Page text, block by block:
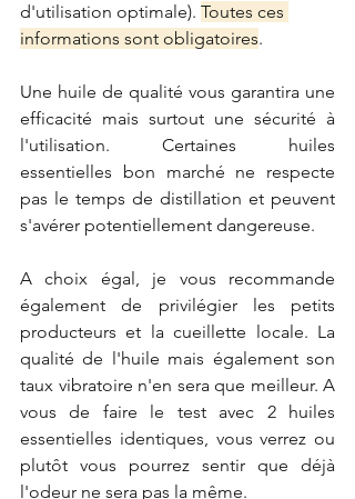
d'utilisation optimale). Toutes ces
informations sont obligatoires.
Une huile de qualité vous garantira une
efficacité mais surtout une sécurité à
l'utilisation. Certaines huiles
essentielles bon marché ne respecte
pas le temps de distillation et peuvent
s'avérer potentiellement dangereuse.
A choix égal, je vous recommande
également de privilégier les petits
producteurs et la cueillette locale. La
qualité de l'huile mais également son
taux vibratoire n'en sera que meilleur. A
vous de faire le test avec 2 huiles
essentielles identiques, vous verrez ou
plutôt vous pourrez sentir que déjà
l'odeur ne sera pas la même.